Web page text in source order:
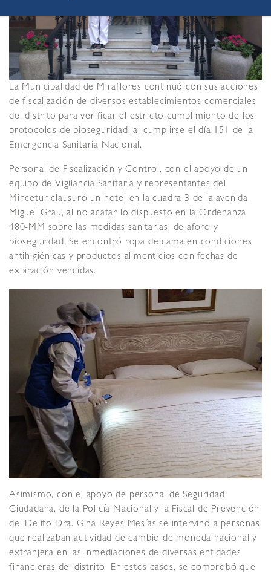
La Municipalidad de Miraflores continuó con sus acciones
de fiscalización de diversos establecimientos comerciales
del distrito para verificar el estricto cumplimiento de los
protocolos de bioseguridad, al cumplirse el día 151 de la
Emergencia Sanitaria Nacional.
Personal de Fiscalización y Control, con el apoyo de un
equipo de Vigilancia Sanitaria y representantes del
Mincetur clausuró un hotel en la cuadra 3 de la avenida
Miguel Grau, al no acatar lo dispuesto en la Ordenanza
480-MM sobre las medidas sanitarias, de aforo y
bioseguridad. Se encontró ropa de cama en condiciones
antihigiénicas y productos alimenticios con fechas de
expiración vencidas.
Asimismo, con el apoyo de personal de Seguridad
Ciudadana, de la Policía Nacional y la Fiscal de Prevención
del Delito Dra. Gina Reyes Mesías se intervino a personas
que realizaban actividad de cambio de moneda nacional y
extranjera en las inmediaciones de diversas entidades
financieras del distrito. En estos casos, se comprobó que